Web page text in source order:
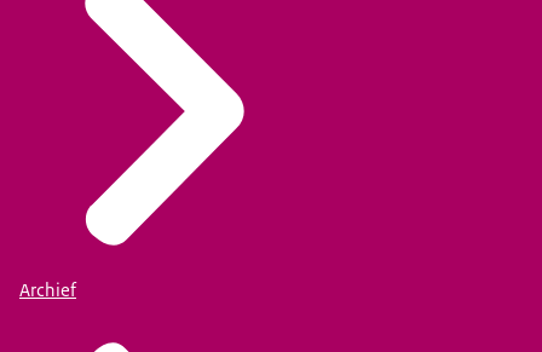
Archief